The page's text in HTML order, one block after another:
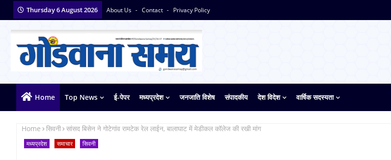
Thursday 6 August 2026 About Us Contact Privacy Policy
Home Top News ई-पेपर मध्यप्रदेश जनजाति विशेष संपादकीय देश विदेश वार्षिक सदस्यता
Home सिवनी सांसद बिसेन ने गोटेगांव रामटेक रेल लाईन, बालाघाट में मेडीकल कॉलेज की रखी मांग
मध्यप्रदेश समाचार सिवनी